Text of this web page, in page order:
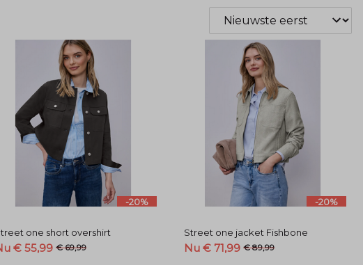
-20%
one short overshirt
€ 55,99 € 69,99
-20%
Street one jacket Fishbone
Nu € 71,99 € 89,99